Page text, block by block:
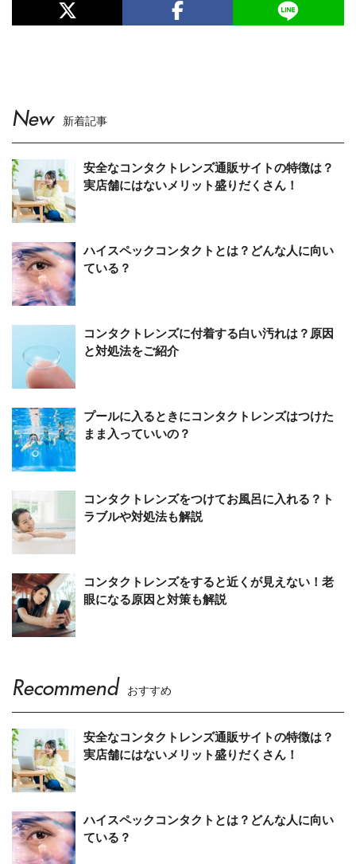
New 新着記事
安全なコンタクトレンズ通販サイトの特徴は？
実店舗にはないメリット盛りだくさん！
ハイスペックコンタクトとは？どんな人に向い
ている？
コンタクトレンズに付着する白い汚れは？原因
と対処法をご紹介
プールに入るときにコンタクトレンズはつけた
まま入っていいの？
コンタクトレンズをつけてお風呂に入れる？ト
ラブルや対処法も解説
コンタクトレンズをすると近くが見えない！老
眼になる原因と対策も解説
Recommend おすすめ
安全なコンタクトレンズ通販サイトの特徴は？
実店舗にはないメリット盛りだくさん！
ハイスペックコンタクトとは？どんな人に向い
ている？